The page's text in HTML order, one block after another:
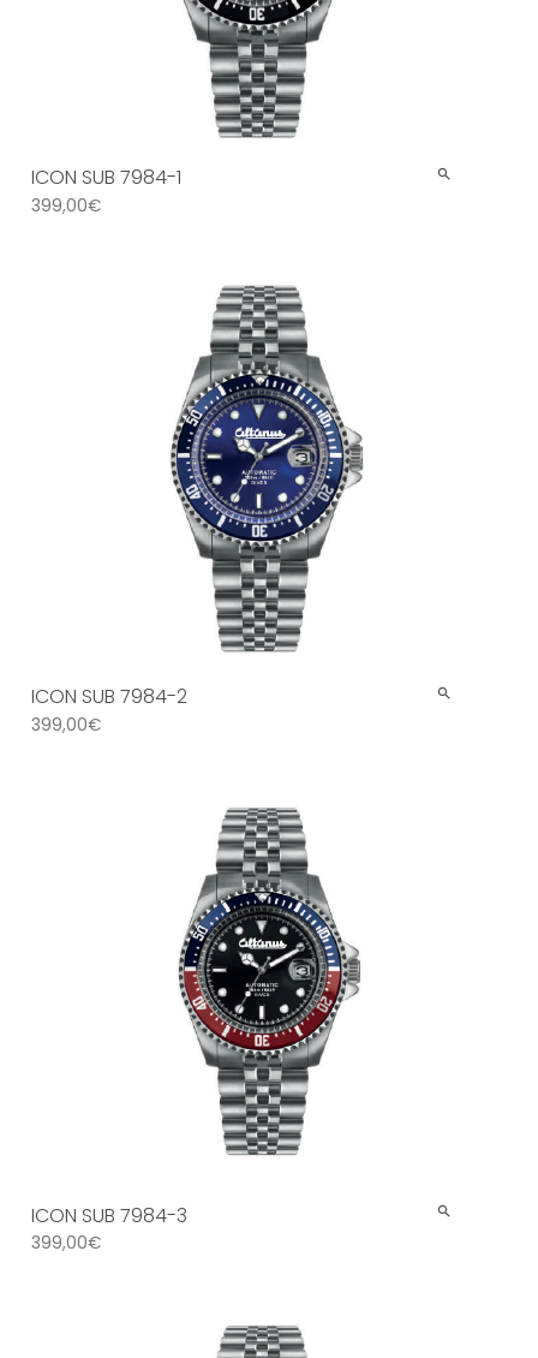
ICON SUB 7984-1
399,00€
ICON SUB 7984-2
399,00€
ICON SUB 7984-3
399,00€